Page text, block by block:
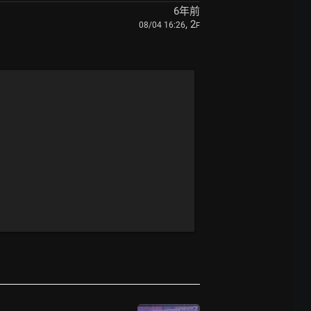
6年前
08/04 16:26, 2F